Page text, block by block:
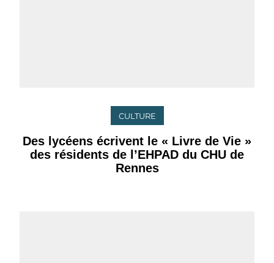
CULTURE
Des lycéens écrivent le « Livre de Vie »
des résidents de l’EHPAD du CHU de
Rennes